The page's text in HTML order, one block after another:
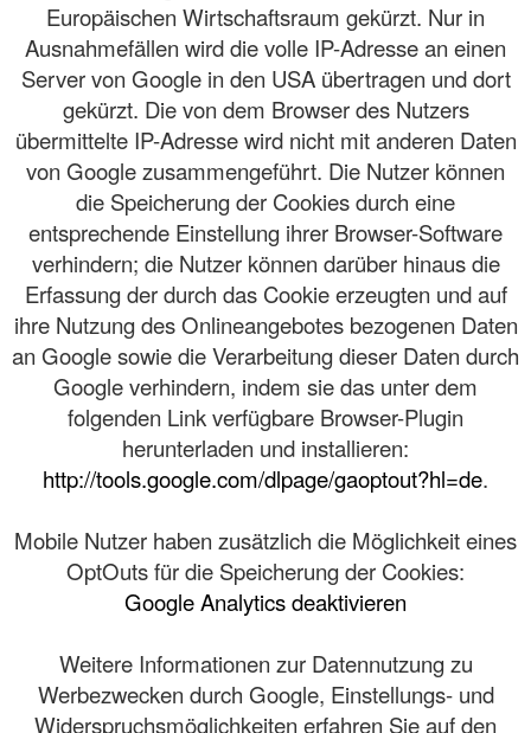
Europäischen Wirtschaftsraum gekürzt. Nur in
Ausnahmefällen wird die volle IP-Adresse an einen
Server von Google in den USA übertragen und dort
gekürzt. Die von dem Browser des Nutzers
übermittelte IP-Adresse wird nicht mit anderen Daten
von Google zusammengeführt. Die Nutzer können
die Speicherung der Cookies durch eine
entsprechende Einstellung ihrer Browser-Software
verhindern; die Nutzer können darüber hinaus die
Erfassung der durch das Cookie erzeugten und auf
ihre Nutzung des Onlineangebotes bezogenen Daten
an Google sowie die Verarbeitung dieser Daten durch
Google verhindern, indem sie das unter dem
folgenden Link verfügbare Browser-Plugin
herunterladen und installieren:
http://tools.google.com/dlpage/gaoptout?hl=de.
Mobile Nutzer haben zusätzlich die Möglichkeit eines
OptOuts für die Speicherung der Cookies:
Google Analytics deaktivieren
Weitere Informationen zur Datennutzung zu
Werbezwecken durch Google, Einstellungs- und
Widerspruchsmöglichkeiten erfahren Sie auf den